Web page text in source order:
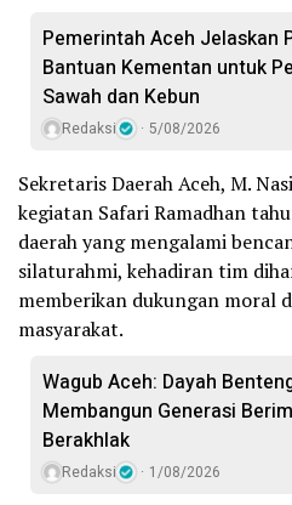
Pemerintah Aceh Jelaskan
Bantuan Kementan untuk
Sawah dan Kebun
Redaksi 5/08/2026
Sekretaris Daerah Aceh, M.
kegiatan Safari Ramadhan
daerah yang mengalami
silaturahmi, kehadiran tim
memberikan dukungan moral
masyarakat.
Wagub Aceh: Dayah
Membangun Generasi
Berakhlak
Redaksi 1/08/2026